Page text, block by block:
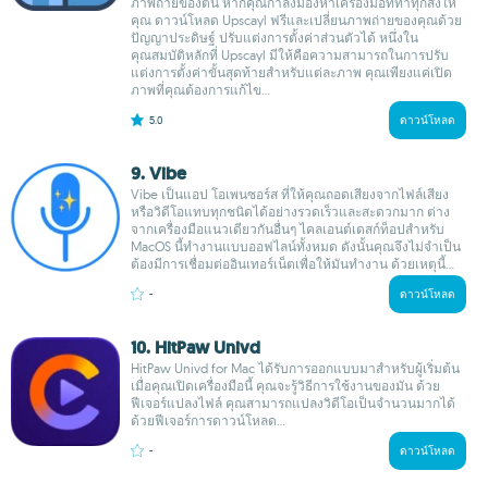
คุณ ดาวน์โหลด Upscayl ฟรีและเปลี่ยนภาพถ่ายของคุณด้วย
ปัญญาประดิษฐ์ ปรับแต่งการตั้งค่าส่วนตัวได้ หนึ่งใน
คุณสมบัติหลักที่ Upscayl มีให้คือความสามารถในการปรับ
แต่งการตั้งค่าขั้นสุดท้ายสำหรับแต่ละภาพ คุณเพียงแค่เปิด
ภาพที่คุณต้องการแก้ไข...
5.0 ดาวน์โหลด
9. Vibe
Vibe เป็นแอป โอเพนซอร์ส ที่ให้คุณถอดเสียงจากไฟล์เสียง
หรือวิดีโอแทบทุกชนิดได้อย่างรวดเร็วและสะดวกมาก ต่าง
จากเครื่องมือแนวเดียวกันอื่นๆ ไคลเอนต์เดสก์ท็อปสำหรับ
MacOS นี้ทำงานแบบออฟไลน์ทั้งหมด ดังนั้นคุณจึงไม่จำเป็น
ต้องมีการเชื่อมต่ออินเทอร์เน็ตเพื่อให้มันทำงาน ด้วยเหตุนี้...
- ดาวน์โหลด
10. HitPaw Univd
HitPaw Univd for Mac ได้รับการออกแบบมาสำหรับผู้เริ่มต้น
เมื่อคุณเปิดเครื่องมือนี้ คุณจะรู้วิธีการใช้งานของมัน ด้วย
ฟีเจอร์แปลงไฟล์ คุณสามารถแปลงวิดีโอเป็นจำนวนมากได้
ด้วยฟีเจอร์การดาวน์โหลด...
- ดาวน์โหลด